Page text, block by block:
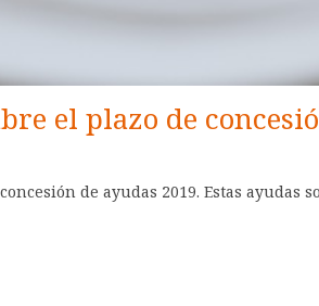
el plazo de
de ayudas 2019. Estas